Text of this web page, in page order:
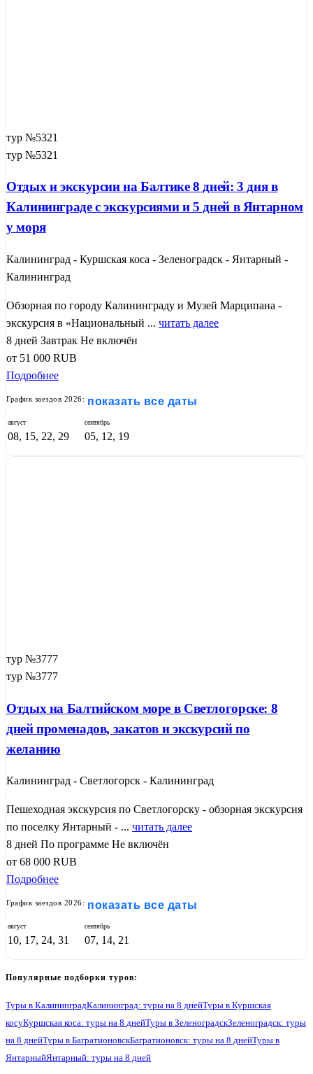
тур №5321
тур №5321
Отдых и экскурсии на Балтике 8 дней: 3 дня в
Калининграде с экскурсиями и 5 дней в Янтарном
у моря
Калининград - Куршская коса - Зеленоградск - Янтарный -
Калининград
Обзорная по городу Калининграду и Музей Марципана -
экскурсия в «Национальный ... читать далее
8 дней Завтрак Не включён
от 51 000 RUB
Подробнее
График заездов 2026: показать все даты
август
08, 15, 22, 29
сентябрь
05, 12, 19
тур №3777
тур №3777
Отдых на Балтийском море в Светлогорске: 8
дней променадов, закатов и экскурсий по
желанию
Калининград - Светлогорск - Калининград
Пешеходная экскурсия по Светлогорску - обзорная экскурсия
по поселку Янтарный - ... читать далее
8 дней По программе Не включён
от 68 000 RUB
Подробнее
График заездов 2026: показать все даты
август
10, 17, 24, 31
сентябрь
07, 14, 21
Популярные подборки туров:
Туры в КалининградКалининград: туры на 8 днейТуры в Куршская
косуКуршская коса: туры на 8 днейТуры в ЗеленоградскЗеленоградск: туры
на 8 днейТуры в БагратионовскБагратионовск: туры на 8 днейТуры в
ЯнтарныйЯнтарный: туры на 8 дней